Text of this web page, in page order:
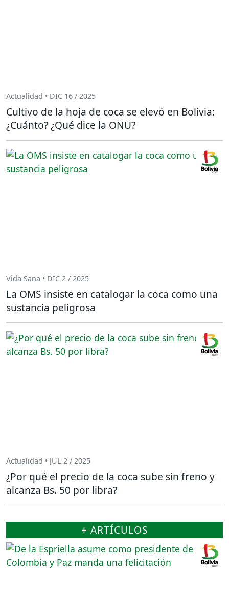
Actualidad • DIC 16 / 2025
Cultivo de la hoja de coca se elevó en Bolivia:
¿Cuánto? ¿Qué dice la ONU?
Vida Sana • DIC 2 / 2025
La OMS insiste en catalogar la coca como una
sustancia peligrosa
Actualidad • JUL 2 / 2025
¿Por qué el precio de la coca sube sin freno y
alcanza Bs. 50 por libra?
+ ARTÍCULOS